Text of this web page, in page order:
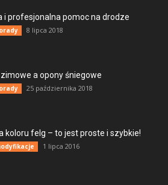
i profesjonalna pomoc na drodze
8 lipca 2018
a opony śniegowe
25 października 2018
koloru felg – to jest proste i szybkie!
1 lipca 2016